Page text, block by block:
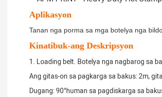
Aplikasyon
Tanan nga porma sa mga botelya nga
Kinatibuk-ang Deskripsyon
1. Loading belt. Botelya nga nagbarog sa
Ang gitas-on sa pagkarga sa bakus: 2m,
Dugang: 90°human sa pagdiskarga sa